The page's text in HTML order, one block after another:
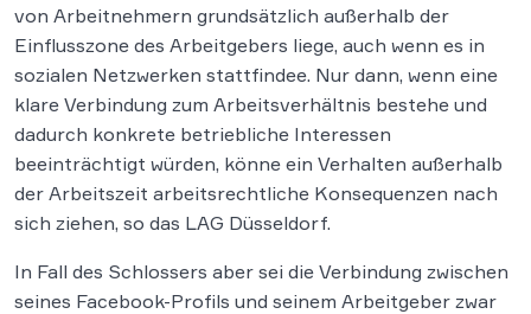
von Arbeitnehmern grundsätzlich außerhalb der
Einflusszone des Arbeitgebers liege, auch wenn es in
sozialen Netzwerken stattfindee. Nur dann, wenn eine
klare Verbindung zum Arbeitsverhältnis bestehe und
dadurch konkrete betriebliche Interessen
beeinträchtigt würden, könne ein Verhalten außerhalb
der Arbeitszeit arbeitsrechtliche Konsequenzen nach
sich ziehen, so das LAG Düsseldorf.
In Fall des Schlossers aber sei die Verbindung zwischen
seines Facebook-Profils und seinem Arbeitgeber zwar